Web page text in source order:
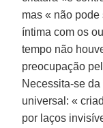
mas « não
íntima com os
tempo não
preocupação
Necessita-se
universal: «
por laços